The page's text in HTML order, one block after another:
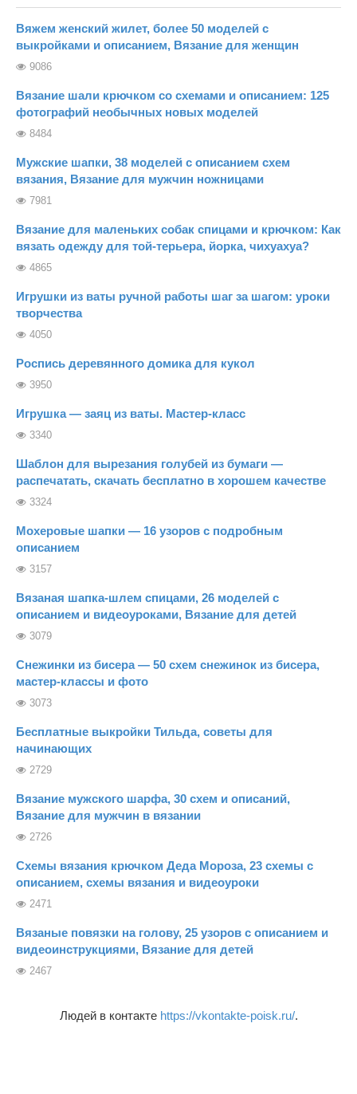
Вяжем женский жилет, более 50 моделей с
выкройками и описанием, Вязание для женщин
9086
Вязание шали крючком со схемами и описанием: 125
фотографий необычных новых моделей
8484
Мужские шапки, 38 моделей с описанием схем
вязания, Вязание для мужчин ножницами
7981
Вязание для маленьких собак спицами и крючком: Как
вязать одежду для той-терьера, йорка, чихуахуа?
4865
Игрушки из ваты ручной работы шаг за шагом: уроки
творчества
4050
Роспись деревянного домика для кукол
3950
Игрушка — заяц из ваты. Мастер-класс
3340
Шаблон для вырезания голубей из бумаги —
распечатать, скачать бесплатно в хорошем качестве
3324
Мохеровые шапки — 16 узоров с подробным
описанием
3157
Вязаная шапка-шлем спицами, 26 моделей с
описанием и видеоуроками, Вязание для детей
3079
Снежинки из бисера — 50 схем снежинок из бисера,
мастер-классы и фото
3073
Бесплатные выкройки Тильда, советы для
начинающих
2729
Вязание мужского шарфа, 30 схем и описаний,
Вязание для мужчин в вязании
2726
Схемы вязания крючком Деда Мороза, 23 схемы с
описанием, схемы вязания и видеоуроки
2471
Вязаные повязки на голову, 25 узоров с описанием и
видеоинструкциями, Вязание для детей
2467
Людей в контакте https://vkontakte-poisk.ru/.